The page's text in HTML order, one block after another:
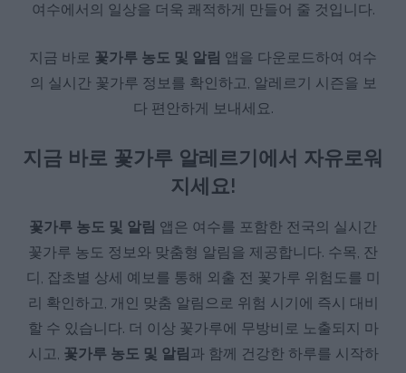
여수에서의 일상을 더욱 쾌적하게 만들어 줄 것입니다.
지금 바로 꽃가루 농도 및 알림 앱을 다운로드하여 여수
의 실시간 꽃가루 정보를 확인하고, 알레르기 시즌을 보
다 편안하게 보내세요.
지금 바로 꽃가루 알레르기에서 자유로워
지세요!
꽃가루 농도 및 알림 앱은 여수를 포함한 전국의 실시간
꽃가루 농도 정보와 맞춤형 알림을 제공합니다. 수목, 잔
디, 잡초별 상세 예보를 통해 외출 전 꽃가루 위험도를 미
리 확인하고, 개인 맞춤 알림으로 위험 시기에 즉시 대비
할 수 있습니다. 더 이상 꽃가루에 무방비로 노출되지 마
시고, 꽃가루 농도 및 알림 과 함께 건강한 하루를 시작하